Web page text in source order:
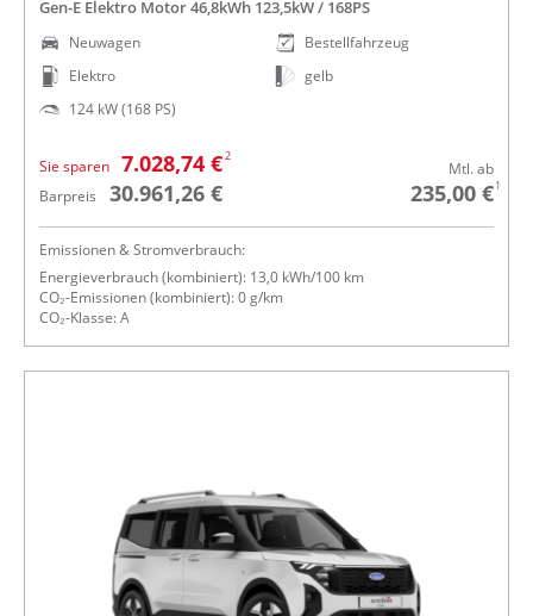
Gen-E Elektro Motor 46,8kWh 123,5kW / 168PS
Neuwagen
Elektro
124 kW (168 PS)
Bestellfahrzeug
gelb
Sie sparen 7.028,74 €2
Barpreis 30.961,26 €
Mtl. ab
235,00 €1
Emissionen & Stromverbrauch:
Energieverbrauch (kombiniert): 13,0 kWh/100 km
CO₂-Emissionen (kombiniert): 0 g/km
CO₂-Klasse: A